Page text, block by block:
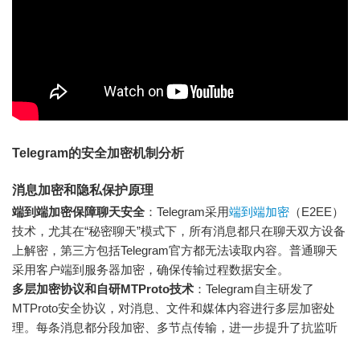
Telegram的安全加密机制分析
消息加密和隐私保护原理
端到端加密保障聊天安全：Telegram采用端到端加密 （E2EE）
技术，尤其在“秘密聊天”模式下，所有消息都只在聊天双方设备
上解密，第三方包括Telegram官方都无法读取内容。普通聊天
采用客户端到服务器加密，确保传输过程数据安全。
多层加密协议和自研MTProto技术 ：Telegram自主研发了
MTProto安全协议，对消息、文件和媒体内容进行多层加密处
理。每条消息都分段加密、多节点传输，进一步提升了抗监听